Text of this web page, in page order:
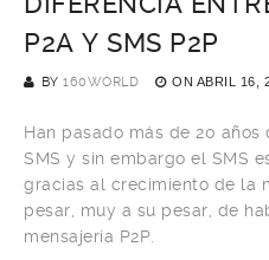
P2A Y SMS P2P
BY 160WORLD ON ABRIL 16,
Han pasado más de 20
SMS y sin embargo el SMS
gracias al crecimiento de la
pesar, muy a su pesar, de
mensajería P2P.